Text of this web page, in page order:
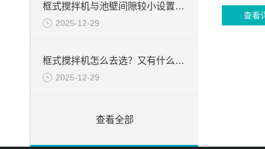
框式搅拌机与池壁间隙较小设置的好处分析
2025-12-29
框式搅拌机怎么去选？又有什么需要注意的事项？
2025-12-29
查看全部
查看